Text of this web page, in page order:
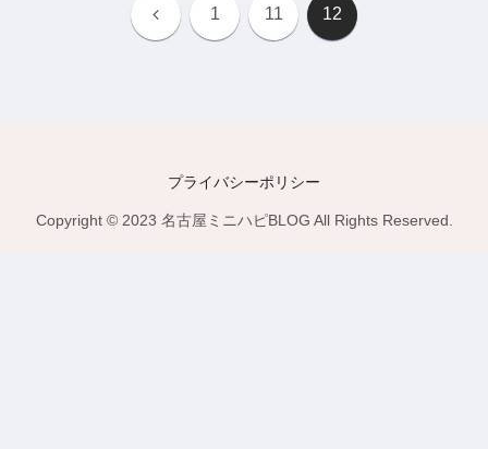
前 1 11 12
プライバシーポリシー
Copyright © 2023 名古屋ミニハピBLOG All Rights Reserved.